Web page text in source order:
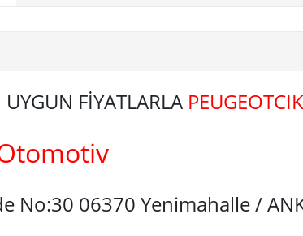
FİYATLARLA
No:30 06370 Yenimahalle /